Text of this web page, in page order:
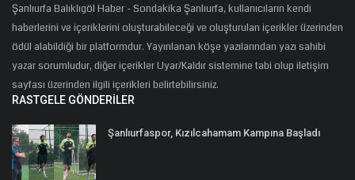
Şanlıurfa Balıklıgöl Haber - Sondakika Şanlıurfa, kullanıcıların kendi
haberlerini ve içeriklerini oluşturabileceği ve oluşturulan içerikler üzerinden
ödül alabildiği bir platformdur. Yayınlanan köşe yazılarından yazı sahibi
yazar sorumludur, diğer içerikler Uyar/Kaldır sistemine tabi olup iletişim
sayfası üzerinden ilgili içerikleri belirtebilirsiniz.
RASTGELE GÖNDERILER
Şanlıurfaspor, Kızılcahamam Kampına Başladı